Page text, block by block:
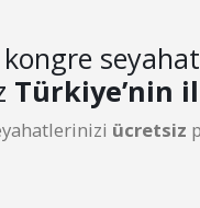
Türkiye’nin
ücretsiz